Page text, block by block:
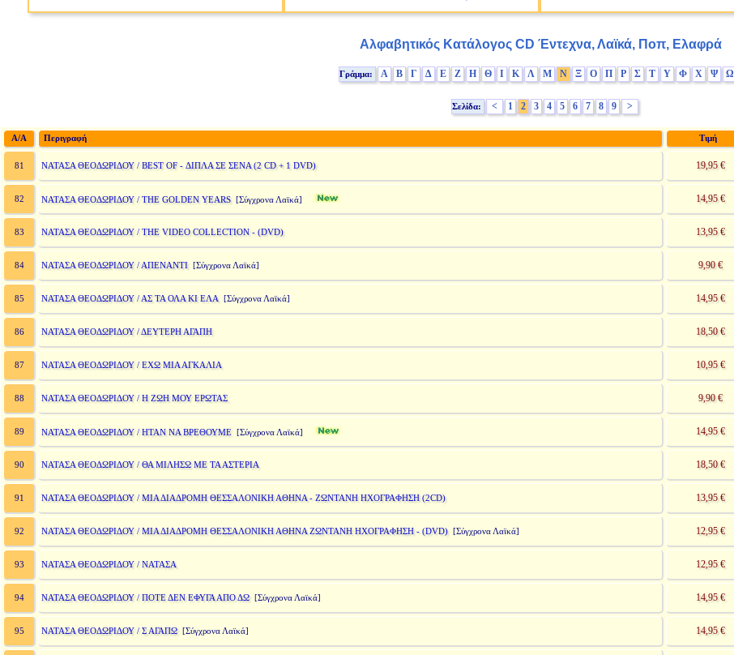
Αλφαβητικός Κατάλογος CD Έντεχνα, Λαϊκά, Ποπ, Ελαφρά
Γράμμα: Α Β Γ Δ Ε Ζ Η Θ Ι Κ Λ Μ Ν Ξ Ο Π Ρ Σ Τ Υ Φ Χ Ψ Ω
Σελίδα: < 1 2 3 4 5 6 7 8 9 >
A/A Περιγραφή Τιμή
81 ΝΑΤΑΣΑ ΘΕΟΔΩΡΙΔΟΥ / BEST OF - ΔΙΠΛΑ ΣΕ ΣΕΝΑ (2 CD + 1 DVD) 19,95 €
82 ΝΑΤΑΣΑ ΘΕΟΔΩΡΙΔΟΥ / THE GOLDEN YEARS[Σύγχρονα Λαϊκά] 14,95 €
83 ΝΑΤΑΣΑ ΘΕΟΔΩΡΙΔΟΥ / THE VIDEO COLLECTION - (DVD) 13,95 €
84 ΝΑΤΑΣΑ ΘΕΟΔΩΡΙΔΟΥ / ΑΠΕΝΑΝΤΙ [Σύγχρονα Λαϊκά] 9,90 €
85 ΝΑΤΑΣΑ ΘΕΟΔΩΡΙΔΟΥ / ΑΣ ΤΑ ΟΛΑ ΚΙ ΕΛΑ [Σύγχρονα Λαϊκά] 14,95 €
86 ΝΑΤΑΣΑ ΘΕΟΔΩΡΙΔΟΥ / ΔΕΥΤΕΡΗ ΑΓΑΠΗ 18,50 €
87 ΝΑΤΑΣΑ ΘΕΟΔΩΡΙΔΟΥ / ΕΧΩ ΜΙΑ ΑΓΚΑΛΙΑ 10,95 €
88 ΝΑΤΑΣΑ ΘΕΟΔΩΡΙΔΟΥ / Η ΖΩΗ ΜΟΥ ΕΡΩΤΑΣ 9,90 €
89 ΝΑΤΑΣΑ ΘΕΟΔΩΡΙΔΟΥ / ΗΤΑΝ ΝΑ ΒΡΕΘΟΥΜΕ [Σύγχρονα Λαϊκά] 14,95 €
90 ΝΑΤΑΣΑ ΘΕΟΔΩΡΙΔΟΥ / ΘΑ ΜΙΛΗΣΩ ΜΕ ΤΑ ΑΣΤΕΡΙΑ 18,50 €
91 ΝΑΤΑΣΑ ΘΕΟΔΩΡΙΔΟΥ / ΜΙΑ ΔΙΑΔΡΟΜΗ ΘΕΣΣΑΛΟΝΙΚΗ ΑΘΗΝΑ - ΖΩΝΤΑΝΗ ΗΧΟΓΡΑΦΗΣΗ (2CD) 13,95 €
92 ΝΑΤΑΣΑ ΘΕΟΔΩΡΙΔΟΥ / ΜΙΑ ΔΙΑΔΡΟΜΗ ΘΕΣΣΑΛΟΝΙΚΗ ΑΘΗΝΑ ΖΩΝΤΑΝΗ ΗΧΟΓΡΑΦΗΣΗ - (DVD)[Σύγχρονα Λαϊκά] 12,95 €
93 ΝΑΤΑΣΑ ΘΕΟΔΩΡΙΔΟΥ / ΝΑΤΑΣΑ 12,95 €
94 ΝΑΤΑΣΑ ΘΕΟΔΩΡΙΔΟΥ / ΠΟΤΕ ΔΕΝ ΕΦΥΓΑ ΑΠΟ ΔΩ[Σύγχρονα Λαϊκά] 14,95 €
95 ΝΑΤΑΣΑ ΘΕΟΔΩΡΙΔΟΥ / Σ ΑΓΑΠΩ[Σύγχρονα Λαϊκά] 14,95 €